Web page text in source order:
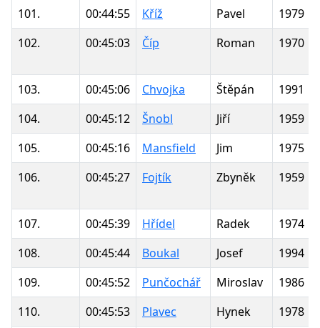
101. 00:44:55 Kříž Pavel
1979
102.
00:45:03 Číp Roman 1970
103. 00:45:06 Chvojka Štěpán
1991
104.
00:45:12 Šnobl Jiří
1959
105.
00:45:16 Mansfield Jim
1975
106.
00:45:27 Fojtík Zbyněk 1959
107. 00:45:39 Hřídel Radek
1974
108.
00:45:44 Boukal Josef
1994
109.
00:45:52 Punčochář Miroslav
1986
110.
00:45:53 Plavec Hynek
1978